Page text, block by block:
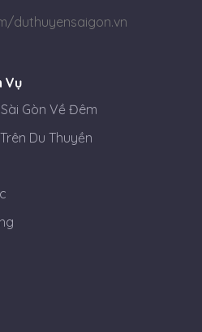
duthuyensaigon.vn
Vụ
Gòn Về Đêm
Du Thuyền